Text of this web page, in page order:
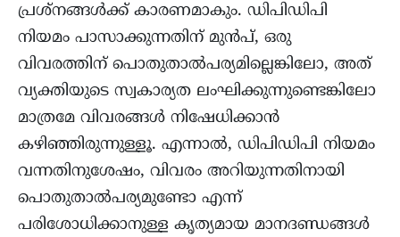
പ്രശ്നങ്ങൾക്ക് കാരണമാകും. ഡിപിഡിപി
നിയമം പാസാക്കുന്നതിന് മുൻപ്, ഒരു
വിവരത്തിന് പൊതുതാൽപര്യമില്ലെങ്കിലോ, അത്
വ്യക്തിയുടെ സ്വകാര്യത ലംഘിക്കുന്നുണ്ടെങ്കിലോ
മാത്രമേ വിവരങ്ങൾ നിഷേധിക്കാൻ
കഴിഞ്ഞിരുന്നുള്ളൂ. എന്നാൽ, ഡിപിഡിപി നിയമം
വന്നതിനുശേഷം, വിവരം അറിയുന്നതിനായി
പൊതുതാൽപര്യമുണ്ടോ എന്ന്
പരിശോധിക്കാനുള്ള കൃത്യമായ മാനദണ്ഡങ്ങൾ